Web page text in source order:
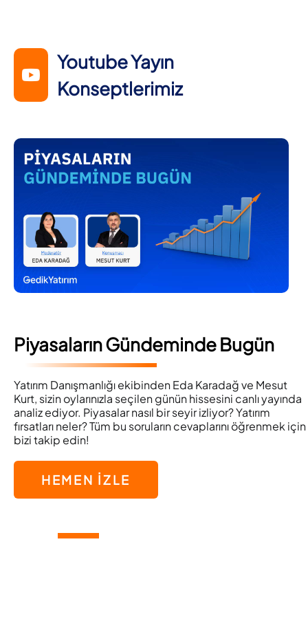
Youtube Yayın
Konseptlerimiz
Piyasaların Gündeminde Bugün
Yatırım Danışmanlığı ekibinden Eda Karadağ ve Mesut
Kurt, sizin oylarınızla seçilen günün hissesini canlı yayında
analiz ediyor. Piyasalar nasıl bir seyir izliyor? Yatırım
fırsatları neler? Tüm bu soruların cevaplarını öğrenmek için
bizi takip edin!
HEMEN İZLE